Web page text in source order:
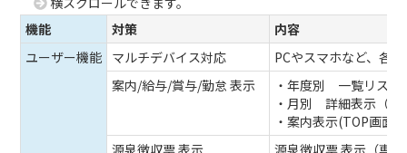
機能
対策
内容
ユーザー機能 マルチデバイス対応
PCやスマホなど、各
案内/給与/賞与/勤怠 表示
・年度別 一覧リスト
・月別 詳細表示（明
・案内表示(TOP画